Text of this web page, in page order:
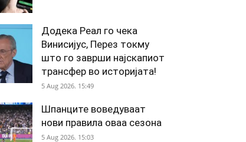
Додека Реал го чека
Винисијус, Перез токму
што го заврши најскапиот
трансфер во историјата!
5 Aug 2026. 15:49
Шпанците воведуваат
нови правила оваа сезона
5 Aug 2026. 15:03